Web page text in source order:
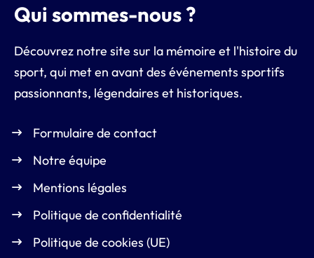
Qui sommes-nous ?
Découvrez notre site sur la mémoire et l'histoire du
sport, qui met en avant des événements sportifs
passionnants, légendaires et historiques.
Formulaire de contact
Notre équipe
Mentions légales
Politique de confidentialité
Politique de cookies (UE)